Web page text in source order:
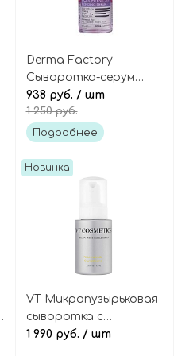
Derma Factory
Сыворотка-серум
антивозрастная
двухфазная с 5%
Волюфилином,
Serum
938 руб. / шт
1 250 руб.
Подробнее
Новинка
VT Микропузырьковая
сыворотка с
ниацинамидом и
1 990 руб. / шт